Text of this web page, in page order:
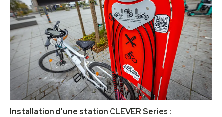
Installation d'une station CLEVER Series :